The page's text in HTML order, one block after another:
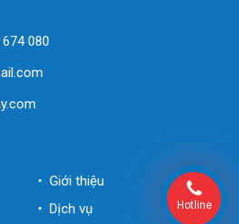
080
• Giới thiệu
• Dịch vụ
Hotline